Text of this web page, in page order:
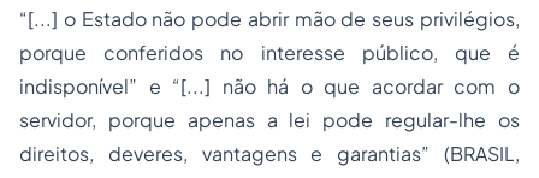
“[...] o Estado não pode abrir mão de seus privilégios,
porque conferidos no interesse público, que é
indisponível” e “[...] não há o que acordar com o
servidor, porque apenas a lei pode regular-lhe os
direitos, deveres, vantagens e garantias” (BRASIL,